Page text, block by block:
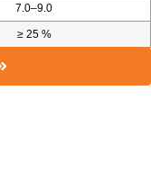
7.0–9.0
≥ 25 %